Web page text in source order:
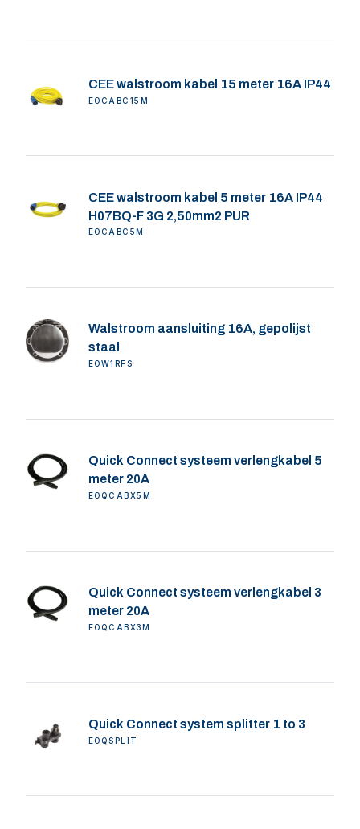
CEE walstroom kabel 15 meter 16A IP44
EOCABC15M
CEE walstroom kabel 5 meter 16A IP44
H07BQ-F 3G 2,50mm2 PUR
EOCABC5M
Walstroom aansluiting 16A, gepolijst
staal
EOW1RFS
Quick Connect systeem verlengkabel 5
meter 20A
EOQCABX5M
Quick Connect systeem verlengkabel 3
meter 20A
EOQCABX3M
Quick Connect system splitter 1 to 3
EOQSPLIT